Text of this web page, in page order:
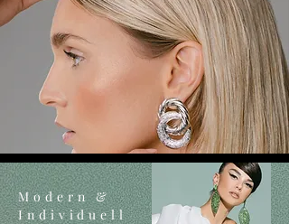
Modern &
Individuell